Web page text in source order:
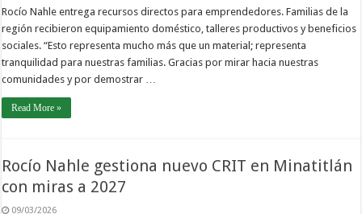
Rocío Nahle entrega recursos directos para emprendedores. Familias de la
región recibieron equipamiento doméstico, talleres productivos y beneficios
sociales. “Esto representa mucho más que un material; representa
tranquilidad para nuestras familias. Gracias por mirar hacia nuestras
comunidades y por demostrar …
Read More »
Rocío Nahle gestiona nuevo CRIT en Minatitlán
con miras a 2027
09/03/2026